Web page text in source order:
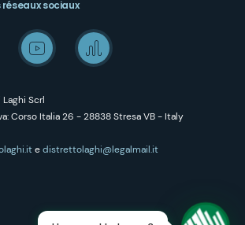
Scrl
Corso Italia 26 - 28838 Stresa VB - Italy
edistrettolaghi@legalmail.it
sociaux